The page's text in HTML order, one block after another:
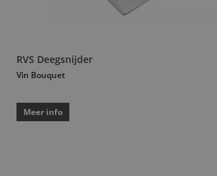
RVS Deegsnijder
Vin Bouquet
Meer info